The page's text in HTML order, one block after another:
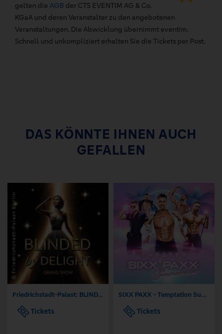
gelten die AGB der CTS EVENTIM AG & Co.
KGaA und deren Veranstalter zu den angebotenen
Veranstaltungen. Die Abwicklung übernimmt eventim.
Schnell und unkompliziert erhalten Sie die Tickets per Post.
DAS KÖNNTE IHNEN AUCH
GEFALLEN
Friedrichstadt-Palast: BLINDED by DELIGHT - Grand Show
Tickets
SIXX PAXX - Temptation Summer Köln 2026
Tickets